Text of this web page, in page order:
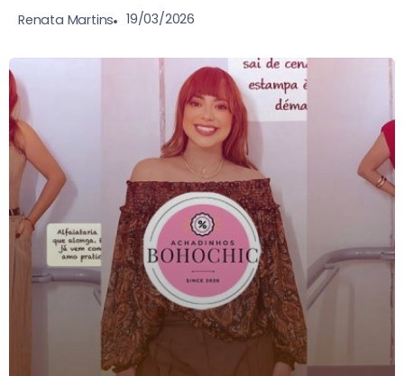
Renata Martins 19/03/2026